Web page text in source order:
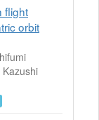
flight
orbit